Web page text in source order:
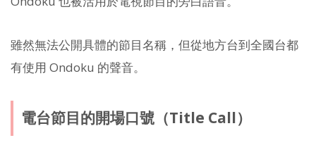
雖然無法公開具體的節目名稱，但從地方台到全國台都
有使用 Ondoku 的聲音。
電台節目的開場口號（Title Call）